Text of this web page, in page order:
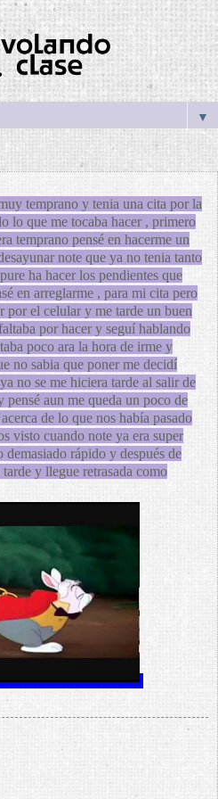
▼
temprano y tenia una cita por la
lo que me tocaba hacer , primero
temprano pensé en hacerme un
note que ya no tenia tanto
ha hacer los pendientes que
en arreglarme , para mi cita pero
por el celular y me tarde un buen
por hacer y seguí hablando
poco ara la hora de irme y
no sabia que poner me decidí
no se me hiciera tarde al salir de
pensé aun me queda un poco de
de lo que nos había pasado
visto cuando note ya era super
demasiado rápido y después de
y llegue retrasada como